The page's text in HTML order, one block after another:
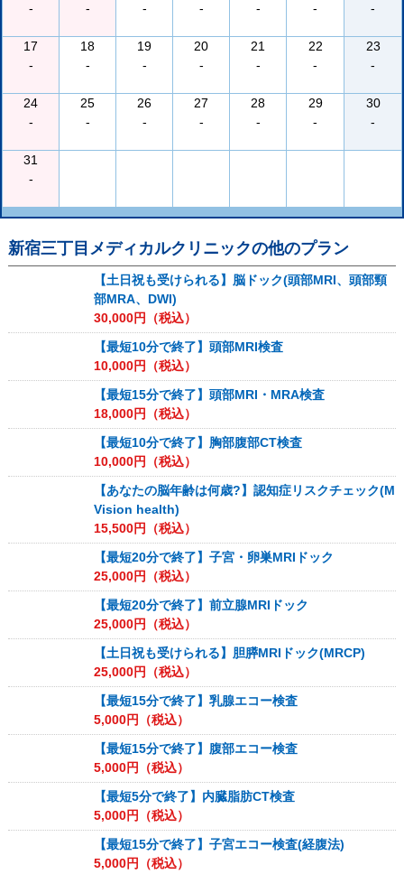
-
-
-
-
-
-
-
17
-
18
-
19
-
20
-
21
-
22
-
23
-
24
-
25
-
26
-
27
-
28
-
29
-
30
-
31
-
新宿三丁目メディカルクリニックの他のプラン
【土日祝も受けられる】脳ドック(頭部MRI、頭部頸
部MRA、DWI)
30,000円（税込）
【最短10分で終了】頭部MRI検査
10,000円（税込）
【最短15分で終了】頭部MRI・MRA検査
18,000円（税込）
【最短10分で終了】胸部腹部CT検査
10,000円（税込）
【あなたの脳年齢は何歳?】認知症リスクチェック(M
Vision health)
15,500円（税込）
【最短20分で終了】子宮・卵巣MRIドック
25,000円（税込）
【最短20分で終了】前立腺MRIドック
25,000円（税込）
【土日祝も受けられる】胆膵MRIドック(MRCP)
25,000円（税込）
【最短15分で終了】乳腺エコー検査
5,000円（税込）
【最短15分で終了】腹部エコー検査
5,000円（税込）
【最短5分で終了】内臓脂肪CT検査
5,000円（税込）
【最短15分で終了】子宮エコー検査(経腹法)
5,000円（税込）